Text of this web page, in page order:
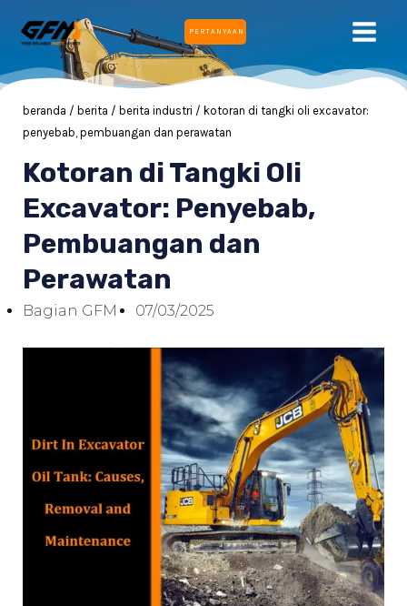
konten
PERTANYAAN
beranda / berita / berita industri / kotoran di tangki oli excavator:
penyebab, pembuangan dan perawatan
Kotoran di Tangki Oli
Excavator: Penyebab,
Pembuangan dan
Perawatan
Bagian GFM 07/03/2025